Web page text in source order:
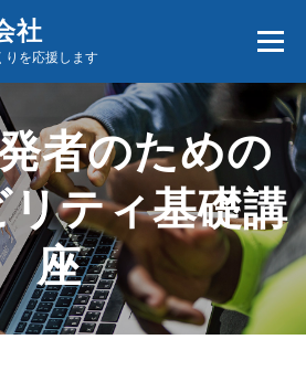
社
りを応援します
メニ
ス お問い合わせ
者のための
リティ基礎講
座